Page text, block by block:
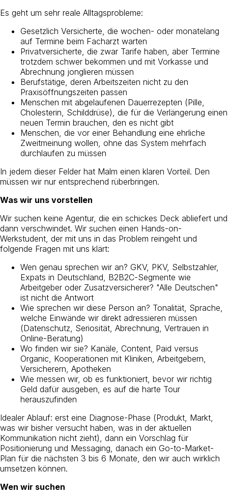
Es geht um sehr reale Alltagsprobleme:
Gesetzlich Versicherte, die wochen- oder monatelang
auf Termine beim Facharzt warten
Privatversicherte, die zwar Tarife haben, aber Termine
trotzdem schwer bekommen und mit Vorkasse und
Abrechnung jonglieren müssen
Berufstätige, deren Arbeitszeiten nicht zu den
Praxisöffnungszeiten passen
Menschen mit abgelaufenen Dauerrezepten (Pille,
Cholesterin, Schilddrüse), die für die Verlängerung einen
neuen Termin brauchen, den es nicht gibt
Menschen, die vor einer Behandlung eine ehrliche
Zweitmeinung wollen, ohne das System mehrfach
durchlaufen zu müssen
In jedem dieser Felder hat Malm einen klaren Vorteil. Den
müssen wir nur entsprechend rüberbringen.
Was wir uns vorstellen
Wir suchen keine Agentur, die ein schickes Deck abliefert und
dann verschwindet. Wir suchen einen Hands-on-
Werkstudent, der mit uns in das Problem reingeht und
folgende Fragen mit uns klärt:
Wen genau sprechen wir an? GKV, PKV, Selbstzahler,
Expats in Deutschland, B2B2C-Segmente wie
Arbeitgeber oder Zusatzversicherer? "Alle Deutschen"
ist nicht die Antwort
Wie sprechen wir diese Person an? Tonalität, Sprache,
welche Einwände wir direkt adressieren müssen
(Datenschutz, Seriosität, Abrechnung, Vertrauen in
Online-Beratung)
Wo finden wir sie? Kanäle, Content, Paid versus
Organic, Kooperationen mit Kliniken, Arbeitgebern,
Versicherern, Apotheken
Wie messen wir, ob es funktioniert, bevor wir richtig
Geld dafür ausgeben, es auf die harte Tour
herauszufinden
Idealer Ablauf: erst eine Diagnose-Phase (Produkt, Markt,
was wir bisher versucht haben, was in der aktuellen
Kommunikation nicht zieht), dann ein Vorschlag für
Positionierung und Messaging, danach ein Go-to-Market-
Plan für die nächsten 3 bis 6 Monate, den wir auch wirklich
umsetzen können.
Wen wir suchen